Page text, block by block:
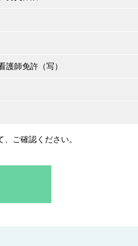
護師免許（写）
ご確認ください。